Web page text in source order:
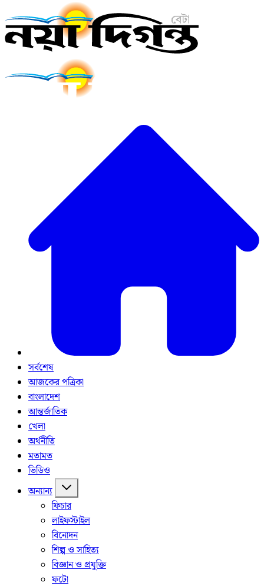
সর্বশেষ
আজকের পত্রিকা
বাংলাদেশ
আন্তর্জাতিক
খেলা
অর্থনীতি
মতামত
ভিডিও
অন্যান্য
ফিচার
লাইফস্টাইল
বিনোদন
শিল্প ও সাহিত্য
বিজ্ঞান ও প্রযুক্তি
ফটো